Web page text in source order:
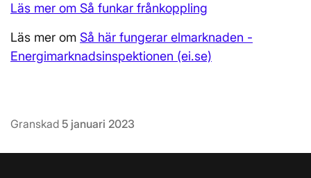
Läs mer om Så funkar frånkoppling
Läs mer om Så här fungerar elmarknaden -
Energimarknadsinspektionen (ei.se)
Granskad 5 januari 2023